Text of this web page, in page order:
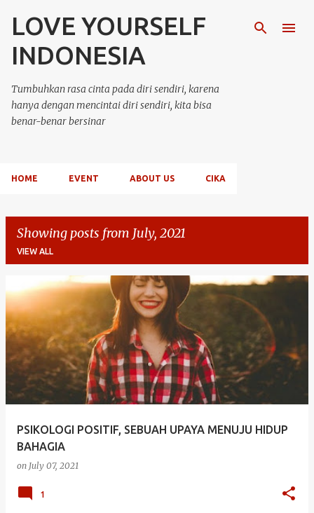
Skip to main content
LOVE YOURSELF
INDONESIA
Tumbuhkan rasa cinta pada diri sendiri, karena
hanya dengan mencintai diri sendiri, kita bisa
benar-benar bersinar
HOME EVENT ABOUT US CIKA
Showing posts from July, 2021
VIEW ALL
P
o
s
t
PSIKOLOGI POSITIF, SEBUAH UPAYA MENUJU HIDUP
BAHAGIA
on July 07, 2021
1